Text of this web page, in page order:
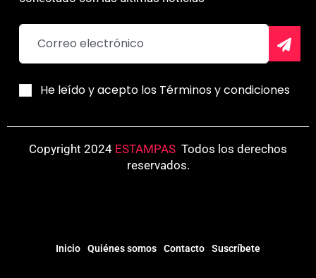
He leído y acepto los Términos y condiciones
Copyright 2024 ESTAMPAS Todos los derechos
reservados.
Inicio Quiénes somos Contacto Suscríbete